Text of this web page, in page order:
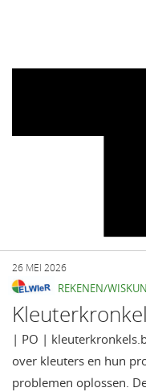
26 MEI 2026
REKENEN/
| PO |
over kleuters en hun
problemen oplossen.